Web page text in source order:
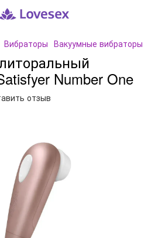
Вибраторы Вакуумные вибраторы
Number One
отзыв